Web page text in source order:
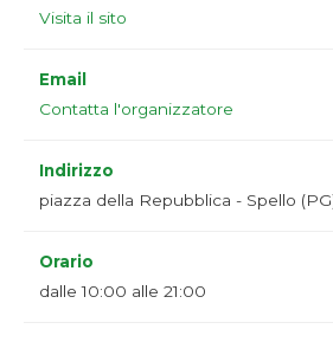
Visita il sito
Email
Contatta l'organizzatore
Indirizzo
piazza della Repubblica - Spello
Orario
dalle 10:00 alle 21:00